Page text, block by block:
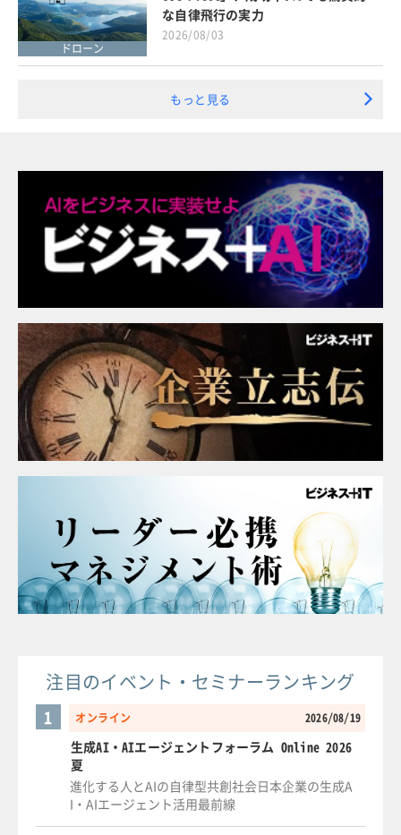
ドローン
な自律飛行の実力
2026/08/03
もっと見る
注目のイベント・セミナーランキング
オンライン 2026/08/19
1
生成AI・AIエージェントフォーラム Online 2026
夏
進化する人とAIの自律型共創社会日本企業の生成A
I・AIエージェント活用最前線